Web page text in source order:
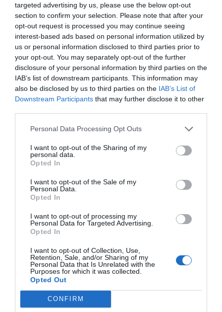
targeted advertising by us, please use the below opt-out
section to confirm your selection. Please note that after your
opt-out request is processed you may continue seeing
interest-based ads based on personal information utilized by
us or personal information disclosed to third parties prior to
your opt-out. You may separately opt-out of the further
disclosure of your personal information by third parties on the
IAB’s list of downstream participants. This information may
also be disclosed by us to third parties on the IAB’s List of
Downstream Participants that may further disclose it to other
Personal Data Processing Opt Outs
I want to opt-out of the Sharing of my
personal data.
Opted In
I want to opt-out of the Sale of my
Personal Data.
Opted In
I want to opt-out of processing my
Personal Data for Targeted Advertising.
Opted In
I want to opt-out of Collection, Use,
Retention, Sale, and/or Sharing of my
Personal Data that Is Unrelated with the
Purposes for which it was collected.
Opted Out
CONFIRM